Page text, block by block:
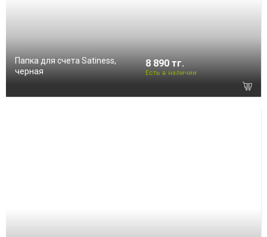
Папка для счета Satiness,
черная
8 890 тг.
Есть в наличии